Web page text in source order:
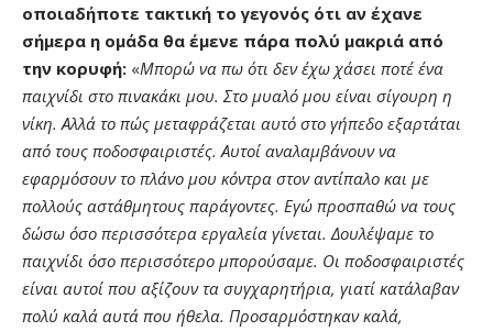
οποιαδήποτε τακτική το γεγονός ότι αν έχανε
σήμερα η ομάδα θα έμενε πάρα πολύ μακριά από
την κορυφή: «Μπορώ να πω ότι δεν έχω χάσει ποτέ ένα
παιχνίδι στο πινακάκι μου. Στο μυαλό μου είναι σίγουρη η
νίκη. Αλλά το πώς μεταφράζεται αυτό στο γήπεδο εξαρτάται
από τους ποδοσφαιριστές. Αυτοί αναλαμβάνουν να
εφαρμόσουν το πλάνο μου κόντρα στον αντίπαλο και με
πολλούς αστάθμητους παράγοντες. Εγώ προσπαθώ να τους
δώσω όσο περισσότερα εργαλεία γίνεται. Δουλέψαμε το
παιχνίδι όσο περισσότερο μπορούσαμε. Οι ποδοσφαιριστές
είναι αυτοί που αξίζουν τα συγχαρητήρια, γιατί κατάλαβαν
πολύ καλά αυτά που ήθελα. Προσαρμόστηκαν καλά,